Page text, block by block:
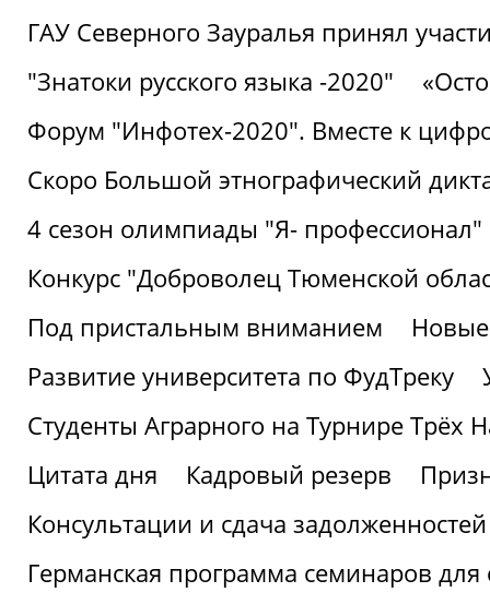
ГАУ Северного Зауралья принял
"Знатоки русского языка -2020"
Форум "Инфотех-2020". Вместе к
Скоро Большой этнографический
4 сезон олимпиады "Я- профессионал"
Конкурс "Доброволец Тюменской
Под пристальным вниманием
Развитие университета по ФудТреку
Студенты Аграрного на Турнире Трёх
Цитата дня
Кадровый резерв
Консультации и сдача
Германская программа семинаров для